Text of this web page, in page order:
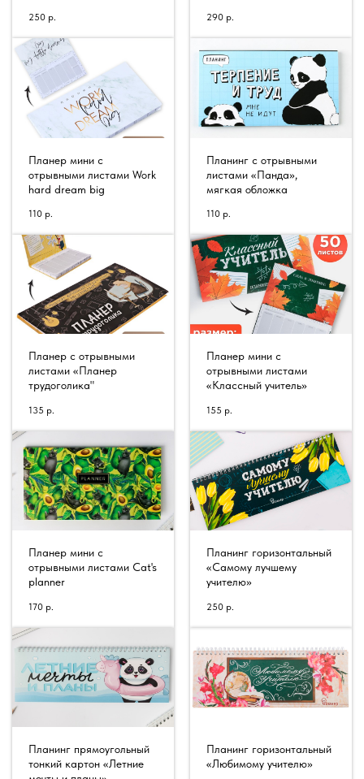
250 р. 290 р.
Планер мини с
отрывными листами Work
hard dream big
110 р.
Планинг с отрывными
листами «Панда»,
мягкая обложка
110 р.
Планер с отрывными
листами «Планер
трудоголика"
135 р.
Планер мини с
отрывными листами
«Классный учитель»
155 р.
Планер мини с
отрывными листами Cat's
planner
170 р.
Планинг горизонтальный
«Самому лучшему
учителю»
250 р.
Планинг прямоугольный
тонкий картон «Летние
Планинг горизонтальный
«Любимому учителю»